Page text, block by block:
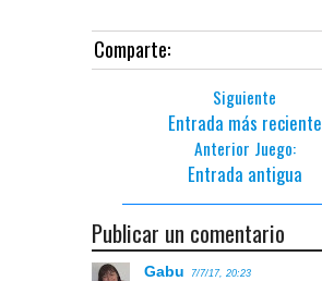
Comparte:
Siguiente
Entrada más reciente
Anterior Juego:
Entrada antigua
Publicar un comentario
Gabu 7/7/17, 20:23